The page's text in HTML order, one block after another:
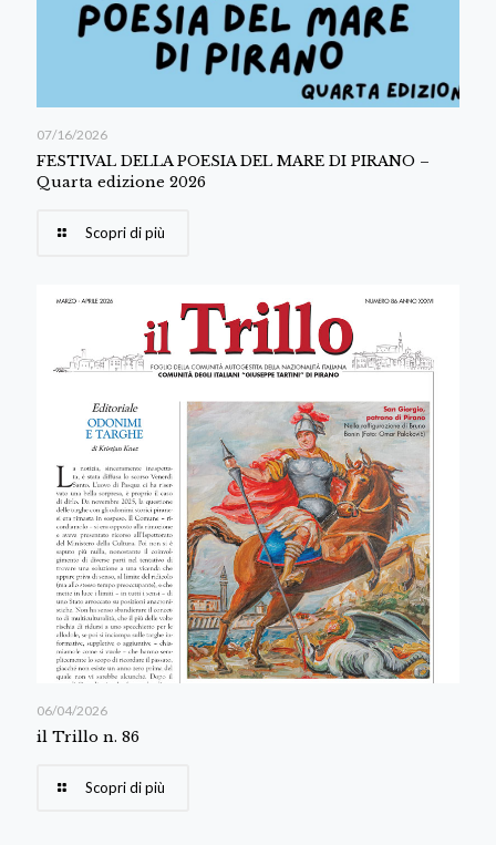
07/16/2026
FESTIVAL DELLA POESIA DEL MARE DI PIRANO –
Quarta edizione 2026
Scopri di più
06/04/2026
il Trillo n. 86
Scopri di più